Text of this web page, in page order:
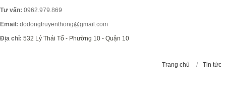
Tư vấn: 0962.979.869
Email: dodongtruyenthong@gmail.com
Địa chỉ: 532 Lý Thái Tổ - Phường 10 - Quận 10
Trang chủ / Tin tức